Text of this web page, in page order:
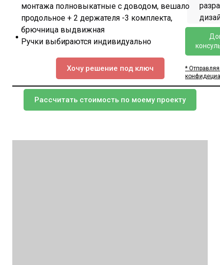
*
монтажа полновыкатные с доводом, вешало
продольное + 2 держателя -3 комплекта,
брючница выдвижная
Ручки выбираются индивидуально
Хочу решение под ключ
Рассчитать стоимость по моему проекту